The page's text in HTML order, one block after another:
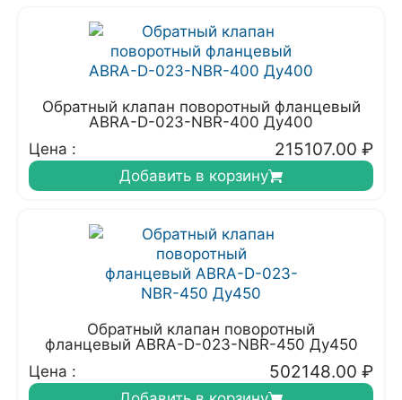
Обратный клапан поворотный фланцевый
ABRA-D-023-NBR-400 Ду400
Цена :
215107.00 ₽
Добавить в корзину
Обратный клапан поворотный
фланцевый ABRA-D-023-NBR-450 Ду450
Цена :
502148.00 ₽